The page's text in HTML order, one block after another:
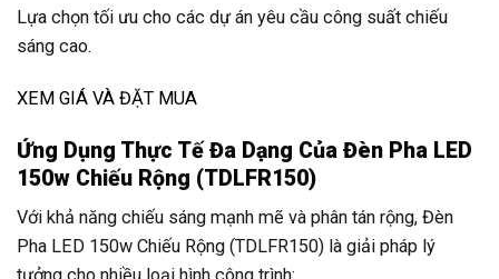
Lựa chọn tối ưu cho các dự án yêu cầu công suất chiếu
sáng cao.
XEM GIÁ VÀ ĐẶT MUA
Ứng Dụng Thực Tế Đa Dạng Của Đèn Pha LED
150w Chiếu Rộng (TDLFR150)
Với khả năng chiếu sáng mạnh mẽ và phân tán rộng, Đèn
Pha LED 150w Chiếu Rộng (TDLFR150) là giải pháp lý